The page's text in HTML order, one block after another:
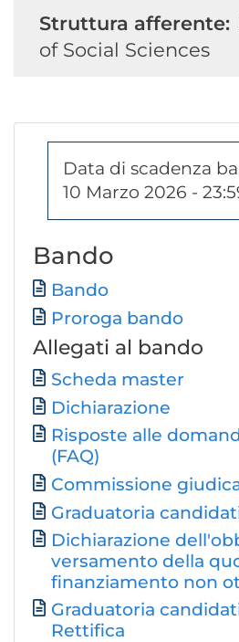
Struttura afferente:
of Social Sciences
Data di scadenza
10 Marzo 2026 -
Bando
Documento
Bando
Proroga bando
Allegati al bando
Documento
Scheda master
Dichiarazione
Documento
Risposte alle
(FAQ)
Documento
Commissione
Graduatoria
Dichiarazione
versamento della
finanziamento non
Graduatoria
Rettifica